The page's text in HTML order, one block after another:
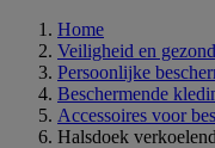
Home
Veiligheid en
Persoonlijke
Beschermende
Accessoires voor
Halsdoek